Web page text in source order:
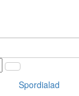
Spordialad